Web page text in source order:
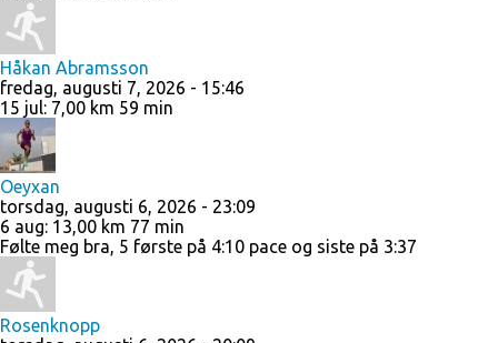
Håkan Abramsson
fredag, augusti 7, 2026 - 15:46
15 jul: 7,00 km 59 min
Oeyxan
torsdag, augusti 6, 2026 - 23:09
6 aug: 13,00 km 77 min
Følte meg bra, 5 første på 4:10 pace og siste på 3:37
Rosenknopp